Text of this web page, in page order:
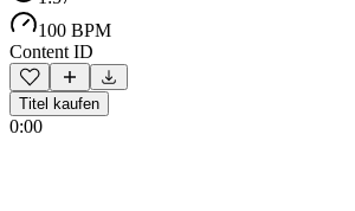
100 BPM
Content ID
Titel kaufen
0:00